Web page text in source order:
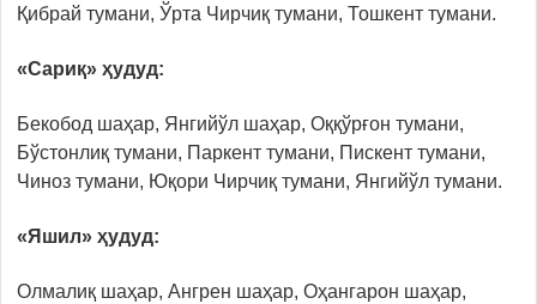
Қибрай тумани, Ўрта Чирчиқ тумани, Тошкент тумани.
«Сариқ» ҳудуд:
Бекобод шаҳар, Янгийўл шаҳар, Оққўрғон тумани,
Бўстонлиқ тумани, Паркент тумани, Пискент тумани,
Чиноз тумани, Юқори Чирчиқ тумани, Янгийўл тумани.
«Яшил» ҳудуд:
Олмалиқ шаҳар, Ангрен шаҳар, Оҳангарон шаҳар,